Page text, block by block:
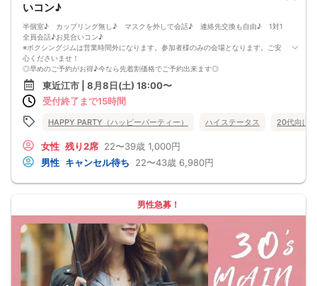
いコン♪
半個室♪ カップリング無し♪ マスクを外して会話♪ 連絡先交換も自由♪ 1対1
全員会話♪お見合いコン♪
※ボクシングジムは営業時間外になります。参加者様のみの会場となります。ご安
心くださいませ！
◎早めのご予約がお得♪今なら先着割価格でご予約出来ます◎
早めのご予約が凄くお得♪
男女比を調整しながら価格が上がっていきます。
先の予定を確認し早めに申し込みした方がお得に参加できるシステムです。
【パーティーの内容】
パーティー中もスタッフがサポートするので、初参加の方でも安心です♪
未来に繋がる運命の恋が見つかるチャンスです☆
【持ち物について】
【パーティーの流れ】
②マスクを外して会話♪♪ プロフィールカードを交換し、ゆっくりマスク着用で
1対1で、交流して頂きます。 プロフィールカードを参考にして、お互いの気に
なる事を聞きお話しましょう。
③ブレイクタイム
④2回目の交流にて、気になる方へ連絡先カードの記入もしてお渡しして頂きま
⑤パーティー終了。
※ボクシングジムは営業時間外になります。参加者様のみの会場となります。ご安
東近江市 | 8月8日(土) 18:00〜
受付終了まで15時間
HAPPY PARTY（ハッピーパーティー） ハイステータス 20代向け
女性 残り2席 22〜39歳 1,000円
男性 キャンセル待ち 22〜43歳 6,980円
男性急募！